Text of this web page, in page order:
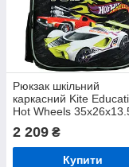
Рюкзак шкільний
каркасний Kite
Hot Wheels
12 л, 115-130 см,
(HW24-555S)
2 209 ₴
Купити